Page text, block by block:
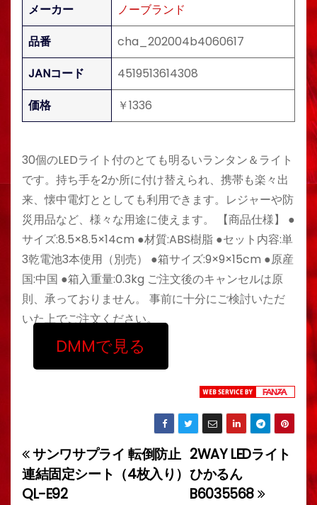
メーカー
ノーブランド
品番
cha_202004b4060617
JANコード
4519513614308
価格
￥1336
30個のLEDライト付のとても明るいランタン＆ライト
です。持ち手を2か所に付け替えられ、携帯も楽々出
来、懐中電灯ととしても利用できます。レジャーや防
災用品など、様々な用途に使えます。 【商品仕様】 ●
サイズ:8.5×8.5×14cm ●材質:ABS樹脂 ●セット内容:単
3乾電池3本使用（別売） ●箱サイズ:9×9×15cm ●原産
国:中国 ●箱入重量:0.3kg ご注文後のキャンセルは原
則、承っておりません。 事前に十分にご検討いただ
いた上でご注文ください。
DMMで見る
投
稿
2WAY LEDライト
ひかるん
B6035568
サンワサプライ 転倒防止
連結固定シート（4枚入り）
QL-E92